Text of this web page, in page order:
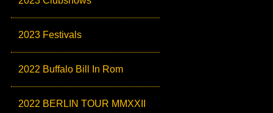
2023 Festivals
2022 Buffalo Bill In Rom
2022 BERLIN TOUR MMXXII